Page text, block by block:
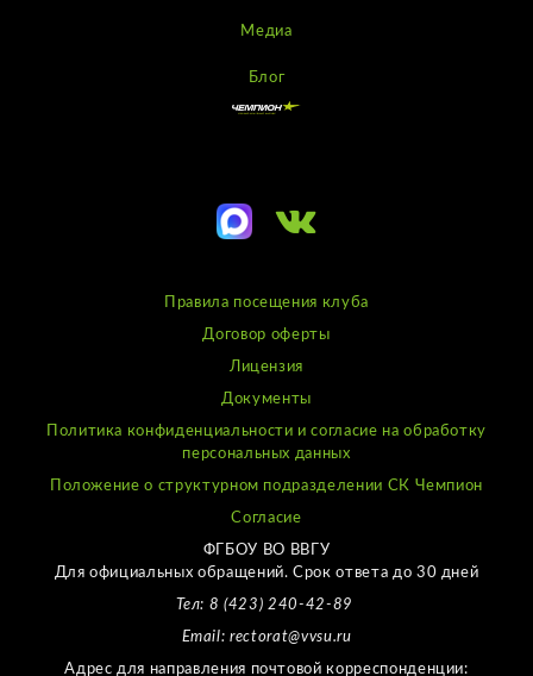
Медиа
Блог
Правила посещения клуба
Договор оферты
Лицензия
Документы
Политика конфиденциальности и согласие на обработку
персональных данных
Положение о структурном подразделении СК Чемпион
Согласие
ФГБОУ ВО ВВГУ
Для официальных обращений. Срок ответа до 30 дней
Тел: 8 (423) 240-42-89
Email: rectorat@vvsu.ru
Адрес для направления почтовой корреспонденции: